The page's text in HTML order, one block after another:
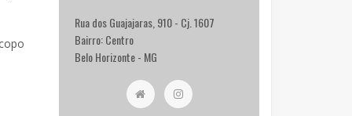
Rua dos Guajajaras, 910 - Cj. 1607
Bairro: Centro
Belo Horizonte - MG